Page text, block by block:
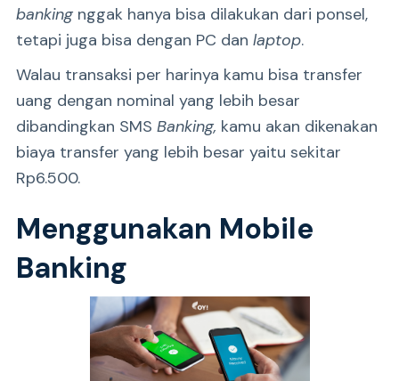
banking nggak hanya bisa dilakukan dari ponsel,
tetapi juga bisa dengan PC dan laptop.
Walau transaksi per harinya kamu bisa transfer
uang dengan nominal yang lebih besar
dibandingkan SMS Banking, kamu akan dikenakan
biaya transfer yang lebih besar yaitu sekitar
Rp6.500.
Menggunakan Mobile
Banking